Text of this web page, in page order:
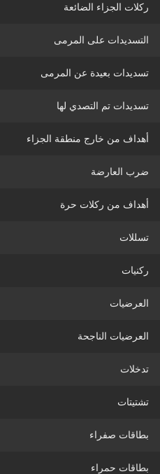
ركلات الجزاء الضائعة
التسديدات على المرمى
تسديدات بعيدة عن المرمى
تسديدات تم التصدي لها
أهداف من خارج منطقة الجزاء
ضرب العارضة
أهداف من ركلات حرة
تسللات
ركنيات
العرضيات
العرضيات الناجحة
تدخلات
تشتيتات
بطاقات صفراء
بطاقات حمراء